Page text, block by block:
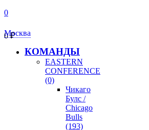
0
0₽
Москва
КОМАНДЫ
EASTERN
CONFERENCE
(0)
Чикаго
Булс /
Chicago
Bulls
(193)